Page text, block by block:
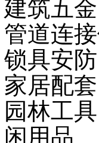
建筑五金
管道连
锁具安防
家居配套
园林工具
闲用品